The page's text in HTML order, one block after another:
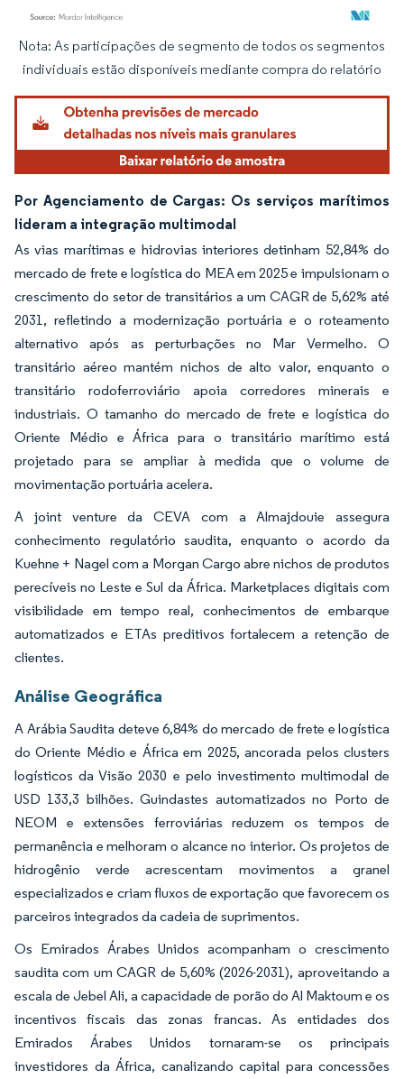
Imagem © Mordor Intelligence. O reuso requer atribuição conforme CC BY 4.0.
Nota: As participações de segmento de todos os segmentos
individuais estão disponíveis mediante compra do relatório
Por Agenciamento de Cargas: Os serviços marítimos
lideram a integração multimodal
As vias marítimas e hidrovias interiores detinham 52,84% do
mercado de frete e logística do MEA em 2025 e impulsionam o
crescimento do setor de transitários a um CAGR de 5,62% até
2031, refletindo a modernização portuária e o roteamento
alternativo após as perturbações no Mar Vermelho. O
transitário aéreo mantém nichos de alto valor, enquanto o
transitário rodoferroviário apoia corredores minerais e
industriais. O tamanho do mercado de frete e logística do
Oriente Médio e África para o transitário marítimo está
projetado para se ampliar à medida que o volume de
movimentação portuária acelera.
A joint venture da CEVA com a Almajdouie assegura
conhecimento regulatório saudita, enquanto o acordo da
Kuehne + Nagel com a Morgan Cargo abre nichos de produtos
perecíveis no Leste e Sul da África. Marketplaces digitais com
visibilidade em tempo real, conhecimentos de embarque
automatizados e ETAs preditivos fortalecem a retenção de
clientes.
Análise Geográfica
A Arábia Saudita deteve 6,84% do mercado de frete e logística
do Oriente Médio e África em 2025, ancorada pelos clusters
logísticos da Visão 2030 e pelo investimento multimodal de
USD 133,3 bilhões. Guindastes automatizados no Porto de
NEOM e extensões ferroviárias reduzem os tempos de
permanência e melhoram o alcance no interior. Os projetos de
hidrogênio verde acrescentam movimentos a granel
especializados e criam fluxos de exportação que favorecem os
parceiros integrados da cadeia de suprimentos.
Os Emirados Árabes Unidos acompanham o crescimento
saudita com um CAGR de 5,60% (2026-2031), aproveitando a
escala de Jebel Ali, a capacidade de porão do Al Maktoum e os
incentivos fiscais das zonas francas. As entidades dos
Emirados Árabes Unidos tornaram-se os principais
investidores da África, canalizando capital para concessões